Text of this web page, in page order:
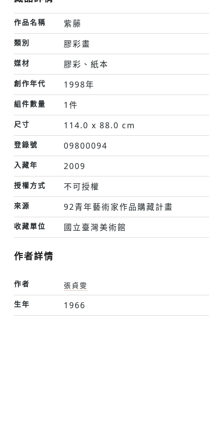
作品名稱 紫藤
類別 膠彩畫
媒材 膠彩、紙本
創作年代 1998年
組件數量 1件
尺寸 114.0 x 88.0 cm
登錄號 09800094
入藏年 2009
授權方式 不可授權
來源 92青年藝術家作品購藏計畫
收藏單位 國立臺灣美術館
作者詳情
作者
張貞雯
生年
1966